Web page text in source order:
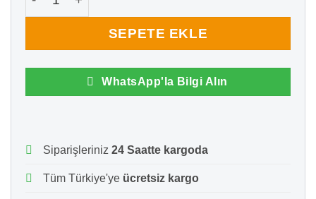
SEPETE EKLE
WhatsApp'la Bilgi Alın
Siparişleriniz 24 Saatte kargoda
Tüm Türkiye'ye ücretsiz kargo